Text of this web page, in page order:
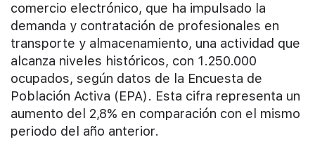
comercio electrónico, que ha impulsado la
demanda y contratación de profesionales en
transporte y almacenamiento, una actividad que
alcanza niveles históricos, con 1.250.000
ocupados, según datos de la Encuesta de
Población Activa (EPA). Esta cifra representa un
aumento del 2,8% en comparación con el mismo
periodo del año anterior.